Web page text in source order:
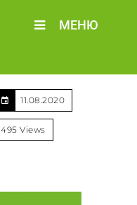
МЕНЮ
11.08.2020
495 Views